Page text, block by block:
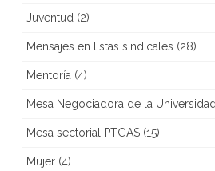
Juventud (2)
Mensajes en listas sindicales (28)
Mentoría (4)
Mesa Negociadora de la
Mesa sectorial PTGAS (15)
Mujer (4)